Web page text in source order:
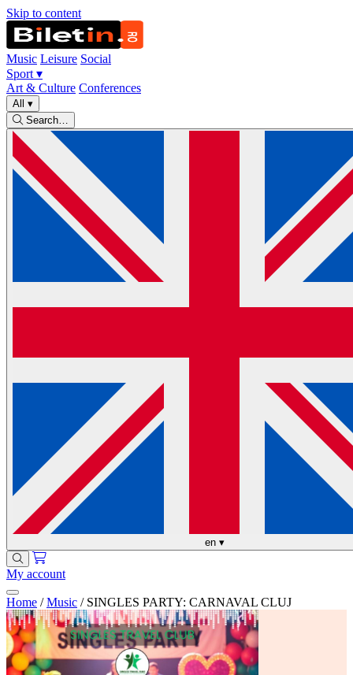
Skip to content
Music Leisure Social
Sport ▾
Art & Culture Conferences
All ▾
Search…
en ▾
My account
Home / Music / SINGLES PARTY: CARNAVAL CLUJ